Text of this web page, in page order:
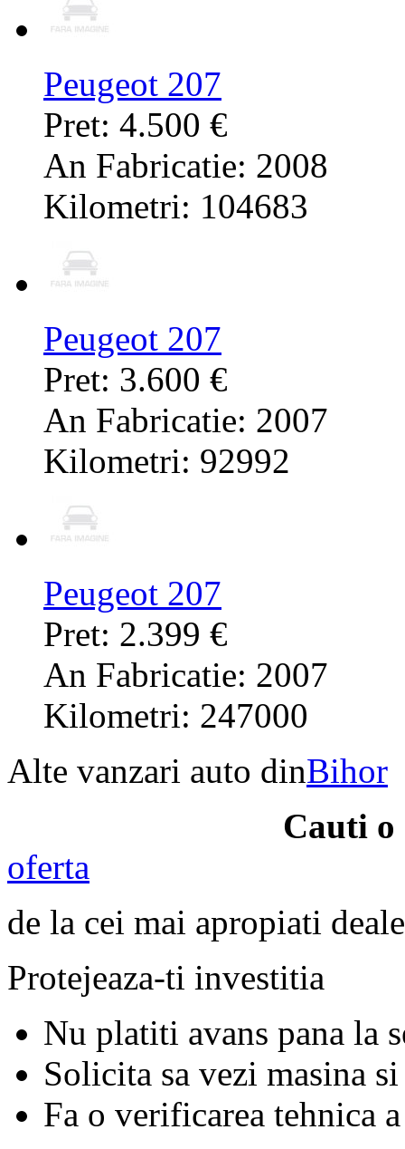
Peugeot 207
Pret: 4.500 €
An Fabricatie: 2008
Kilometri: 104683
Peugeot 207
Pret: 3.600 €
An Fabricatie: 2007
Kilometri: 92992
Peugeot 207
Pret: 2.399 €
An Fabricatie: 2007
Kilometri: 247000
Alte vanzari auto dinBihor
Cauti o
oferta
de la cei mai apropiati
Protejeaza-ti investitia
Nu platiti avans pana la
Solicita sa vezi masina si
Fa o verificarea tehnica